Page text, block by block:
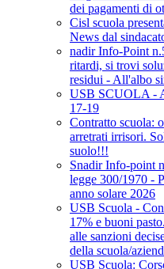
dei pagamenti di
Cisl scuola
News dal
nadir Info-Point
ritardi, si trovi
residui - All'albo
USB SCUOLA -
17-19
Contratto scuola:
arretrati irrisori.
suolo!!!
Snadir Info-point
legge 300/1970 -
anno solare 2026
USB Scuola -
17% e buoni
alle sanzioni
della scuola/
USB Scuola: